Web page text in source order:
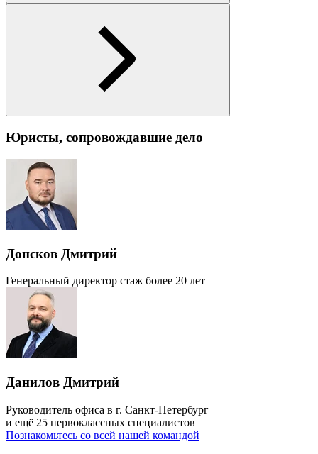
Юристы, сопровождавшие дело
Донсков Дмитрий
Генеральный директор стаж более 20 лет
Данилов Дмитрий
Руководитель офиса в г. Санкт-Петербург
и ещё 25 первоклассных специалистов
Познакомьтесь со всей нашей командой